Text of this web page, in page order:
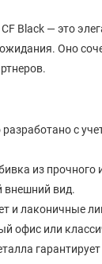
CF Black — это
Оно
разработано с
из прочного
внешний вид.
и лаконичные
офис или